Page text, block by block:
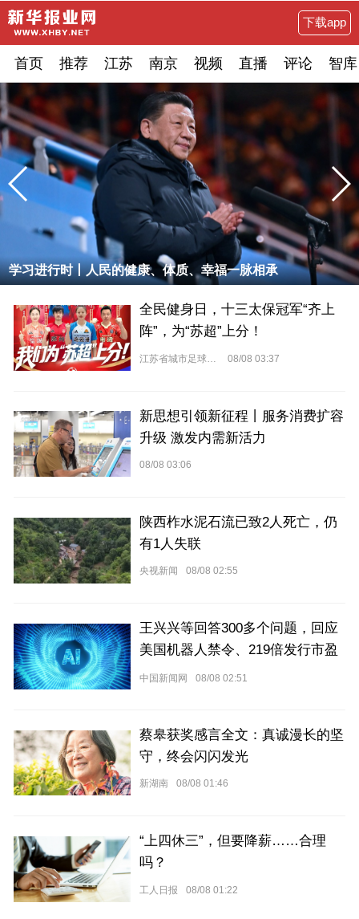
下载app
首页 推荐 江苏 南京 视频 直播 评论 智库
学习进行时丨人民的健康、体质、幸福一脉相承
全民健身日，十三太保冠军“齐上
阵”，为“苏超”上分！
08/08 03:37
新思想引领新征程丨服务消费扩容
升级 激发内需新活力
08/08 03:06
陕西柞水泥石流已致2人死亡，仍
有1人失联
央视新闻 08/08 02:55
王兴兴等回答300多个问题，回应
美国机器人禁令、219倍发行市盈
率……
中国新闻网 08/08 02:51
蔡皋获奖感言全文：真诚漫长的坚
守，终会闪闪发光
新湖南 08/08 01:46
“上四休三”，但要降薪……合理
吗？
工人日报 08/08 01:22